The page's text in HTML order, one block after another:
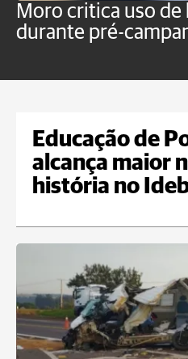
Moro critica uso
durante pré-
Educação de
alcança maior
história no